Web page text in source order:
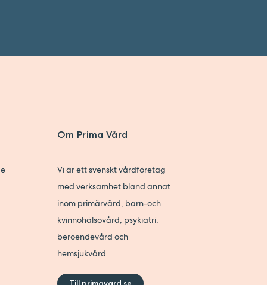
Om Prima Vård
Vi är ett svenskt vårdföretag
med verksamhet bland annat
inom primärvård, barn-och
kvinnohälsovård, psykiatri,
beroendevård och
hemsjukvård.